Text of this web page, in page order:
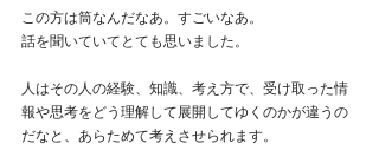
この方は筒なんだなあ。すごいなあ。
話を聞いていてとても思いました。
人はその人の経験、知識、考え方で、受け取った情
報や思考をどう理解して展開してゆくのかが違うの
だなと、あらためて考えさせられます。